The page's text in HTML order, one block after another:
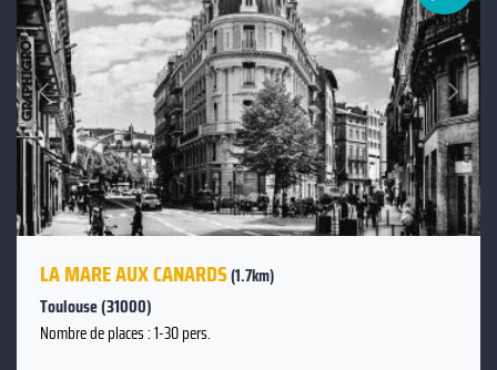
Précédent
Suivant
LA MARE AUX CANARDS(1.7km)
Toulouse (31000)
Nombre de places : 1-30 pers.